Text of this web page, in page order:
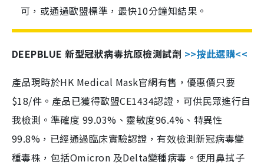
可，或通過歐盟標準，最快10分鐘知結果。
DEEPBLUE 新型冠狀病毒抗原檢測試劑 >>按此選購<<
產品現時於HK Medical Mask官網有售，優惠價只要
$18/件。產品已獲得歐盟CE1434認證，可供民眾進行自
我檢測。準確度 99.03%、靈敏度96.4%、特異性
99.8%，已經通過臨床實驗認證，有效檢測新冠病毒變
種毒株，包括Omicron 及Delta變種病毒。使用鼻拭子